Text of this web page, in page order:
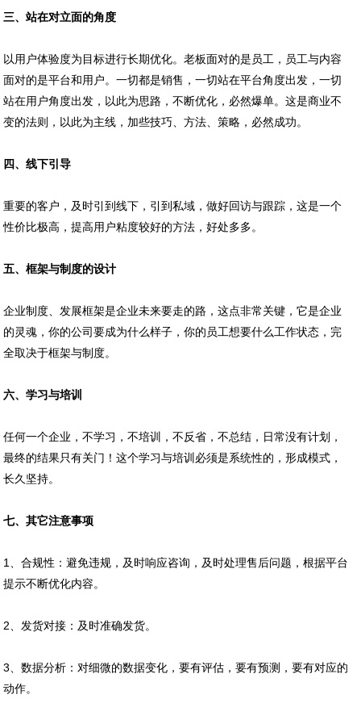
三、站在对立面的角度
以用户体验度为目标进行长期优化。老板面对的是员工，员工与内容
面对的是平台和用户。一切都是销售，一切站在平台角度出发，一切
站在用户角度出发，以此为思路，不断优化，必然爆单。这是商业不
变的法则，以此为主线，加些技巧、方法、策略，必然成功。
四、线下引导
重要的客户，及时引到线下，引到私域，做好回访与跟踪，这是一个
性价比极高，提高用户粘度较好的方法，好处多多。
五、框架与制度的设计
企业制度、发展框架是企业未来要走的路，这点非常关键，它是企业
的灵魂，你的公司要成为什么样子，你的员工想要什么工作状态，完
全取决于框架与制度。
六、学习与培训
任何一个企业，不学习，不培训，不反省，不总结，日常没有计划，
最终的结果只有关门！这个学习与培训必须是系统性的，形成模式，
长久坚持。
七、其它注意事项
1、合规性：避免违规，及时响应咨询，及时处理售后问题，根据平台
提示不断优化内容。
2、发货对接：及时准确发货。
3、数据分析：对细微的数据变化，要有评估，要有预测，要有对应的
动作。